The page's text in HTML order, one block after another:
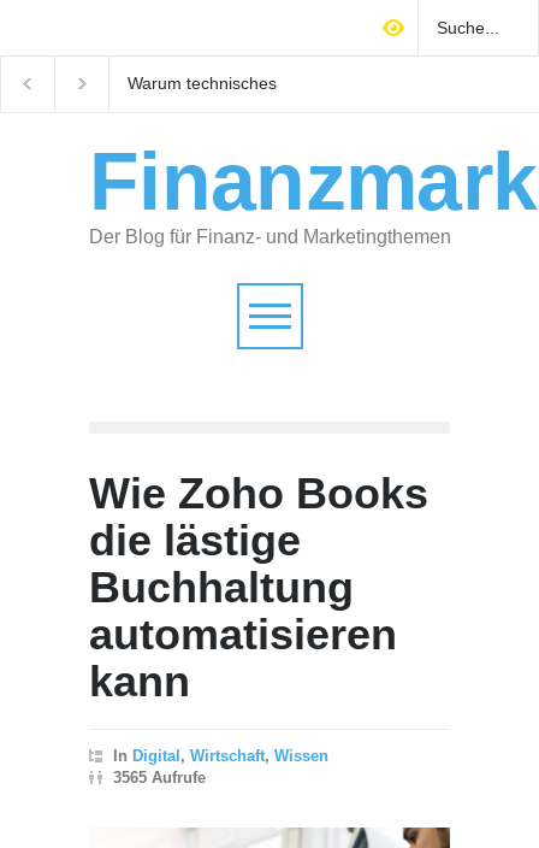
Mitarbeiter finden
Der Blog für Finanz- und Marketingthemen
Wie Zoho Books
die lästige
Buchhaltung
automatisieren
kann
In Digital , Wirtschaft, Wissen
3565 Aufrufe